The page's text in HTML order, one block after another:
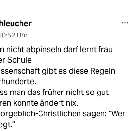
Uhr
nicht abpinseln darf lernt frau
Schule
gibt es diese Regeln
man das früher nicht so gut
konnte ändert nix.
Christlichen sagen: "Wer